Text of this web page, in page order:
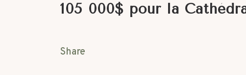
105 000$ pour la
Share